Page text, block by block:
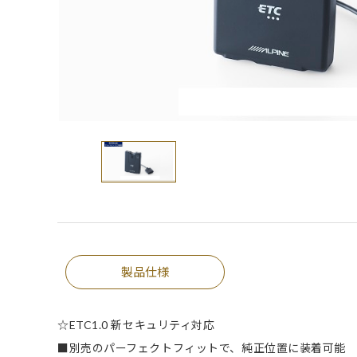
製品仕様
☆ETC1.0 新セキュリティ対応
■別売のパーフェクトフィットで、純正位置に装着可能